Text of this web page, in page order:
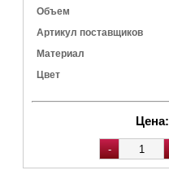
Объем
Артикул поставщиков
Материал
Цвет
Цена: